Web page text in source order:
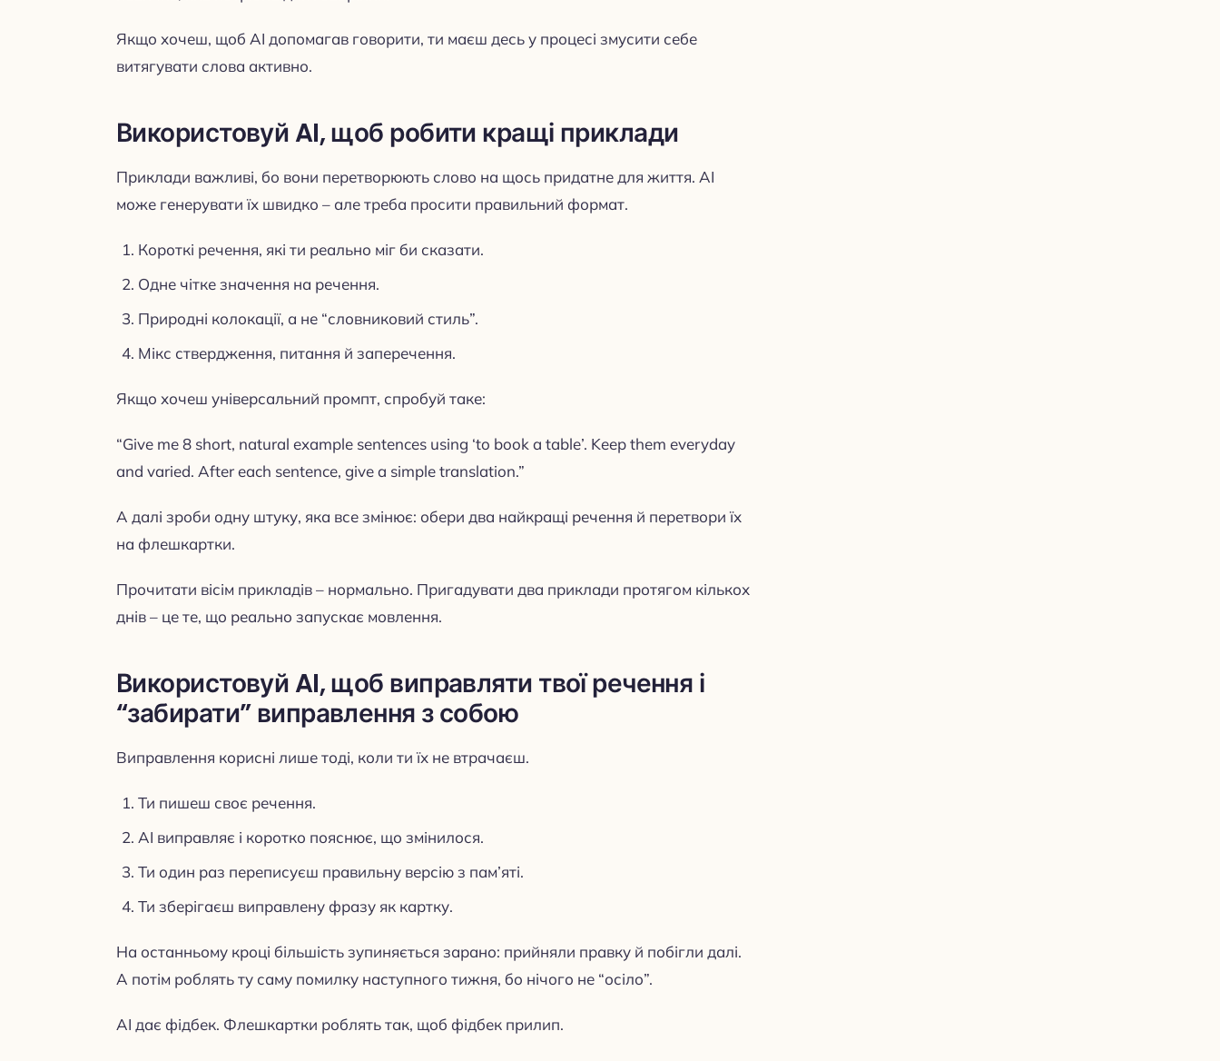
Якщо хочеш, щоб AI допомагав говорити, ти маєш десь у процесі змусити себе
витягувати слова активно.
Використовуй AI, щоб робити кращі приклади
Приклади важливі, бо вони перетворюють слово на щось придатне для життя. AI
може генерувати їх швидко – але треба просити правильний формат.
Короткі речення, які ти реально міг би сказати.
Одне чітке значення на речення.
Природні колокації, а не “словниковий стиль”.
Мікс ствердження, питання й заперечення.
Якщо хочеш універсальний промпт, спробуй таке:
“Give me 8 short, natural example sentences using ‘to book a table’. Keep them everyday
and varied. After each sentence, give a simple translation.”
А далі зроби одну штуку, яка все змінює: обери два найкращі речення й перетвори їх
на флешкартки.
Прочитати вісім прикладів – нормально. Пригадувати два приклади протягом кількох
днів – це те, що реально запускає мовлення.
Використовуй AI, щоб виправляти твої речення і
“забирати” виправлення з собою
Виправлення корисні лише тоді, коли ти їх не втрачаєш.
Ти пишеш своє речення.
AI виправляє і коротко пояснює, що змінилося.
Ти один раз переписуєш правильну версію з пам’яті.
Ти зберігаєш виправлену фразу як картку.
На останньому кроці більшість зупиняється зарано: прийняли правку й побігли далі.
А потім роблять ту саму помилку наступного тижня, бо нічого не “осіло”.
AI дає фідбек. Флешкартки роблять так, щоб фідбек прилип.